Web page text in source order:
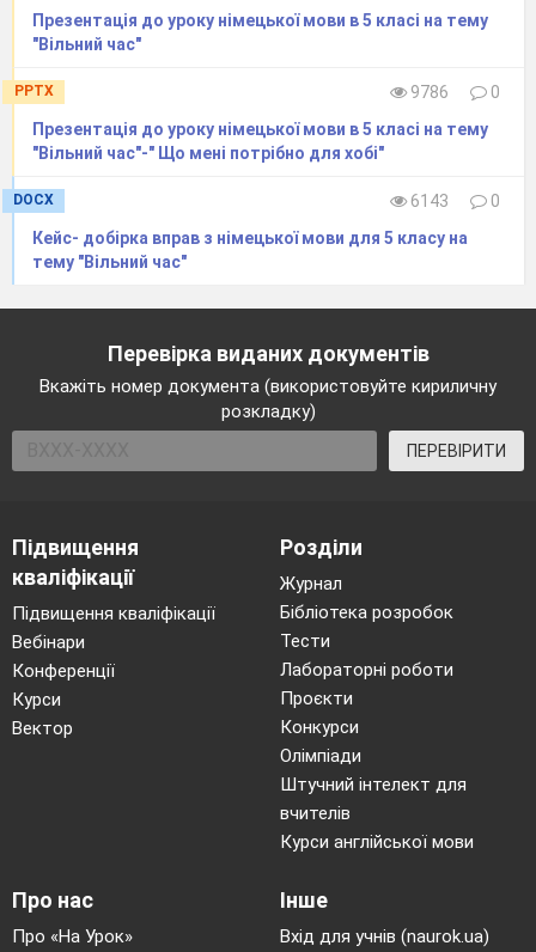
Презентація до уроку німецької мови в 5 класі на тему
"Вільний час"
PPTX 9786
0
Презентація до уроку німецької мови в 5 класі на тему
"Вільний час"-" Що мені потрібно для хобі"
DOCX 6143
0
Кейс- добірка вправ з німецької мови для 5 класу на
тему "Вільний час"
Перевірка виданих документів
Вкажіть номер документа (використовуйте кириличну
розкладку)
ПЕРЕВІРИТИ
Підвищення
кваліфікації
Підвищення кваліфікації
Вебінари
Конференції
Курси
Вектор
Розділи
Журнал
Бібліотека розробок
Тести
Лабораторні роботи
Проєкти
Конкурси
Олімпіади
Штучний інтелект для
вчителів
Курси англійської мови
Про нас
Про «На Урок»
Інше
Вхід для учнів (naurok.ua)